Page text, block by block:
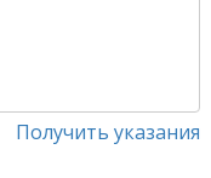
Получить указания